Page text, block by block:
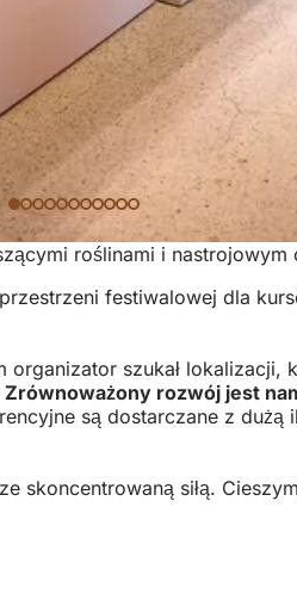
roślinami i
festiwalowej dla
szukał lokalizacji,
Zrównoważony rozwój jest
są dostarczane z dużą
skoncentrowaną siłą.